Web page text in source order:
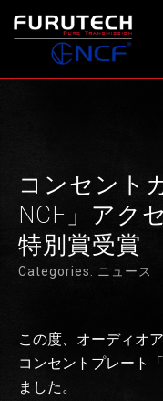
ス
コンセント
NCF」アク
特別賞受賞
Categories: ニュース
この度、オーディオ
コンセントプレート
ました。